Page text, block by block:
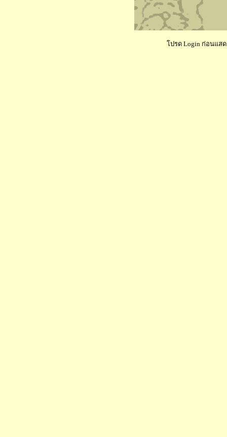
โปรด Login ก่อนแสด